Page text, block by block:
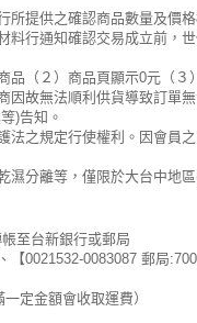
所提供之確認商品數量及價格
料行通知確認交易成立前，
品（２）商品頁顯示0元（３
因故無法順利供貨導致訂單
)告知。
之規定行使權利。因會員
濕分離等，僅限於大台中地
至台新銀行或郵局
【0021532-0083087 郵局
定金額會收取運費）